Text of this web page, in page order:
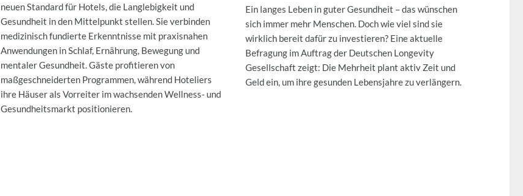
neuen Standard für Hotels, die Langlebigkeit und
Gesundheit in den Mittelpunkt stellen. Sie verbinden
medizinisch fundierte Erkenntnisse mit praxisnahen
Anwendungen in Schlaf, Ernährung, Bewegung und
mentaler Gesundheit. Gäste profitieren von
maßgeschneiderten Programmen, während Hoteliers
ihre Häuser als Vorreiter im wachsenden Wellness- und
Gesundheitsmarkt positionieren.
Ein langes Leben in guter Gesundheit – das wünschen
sich immer mehr Menschen. Doch wie viel sind sie
wirklich bereit dafür zu investieren? Eine aktuelle
Befragung im Auftrag der Deutschen Longevity
Gesellschaft zeigt: Die Mehrheit plant aktiv Zeit und
Geld ein, um ihre gesunden Lebensjahre zu verlängern.